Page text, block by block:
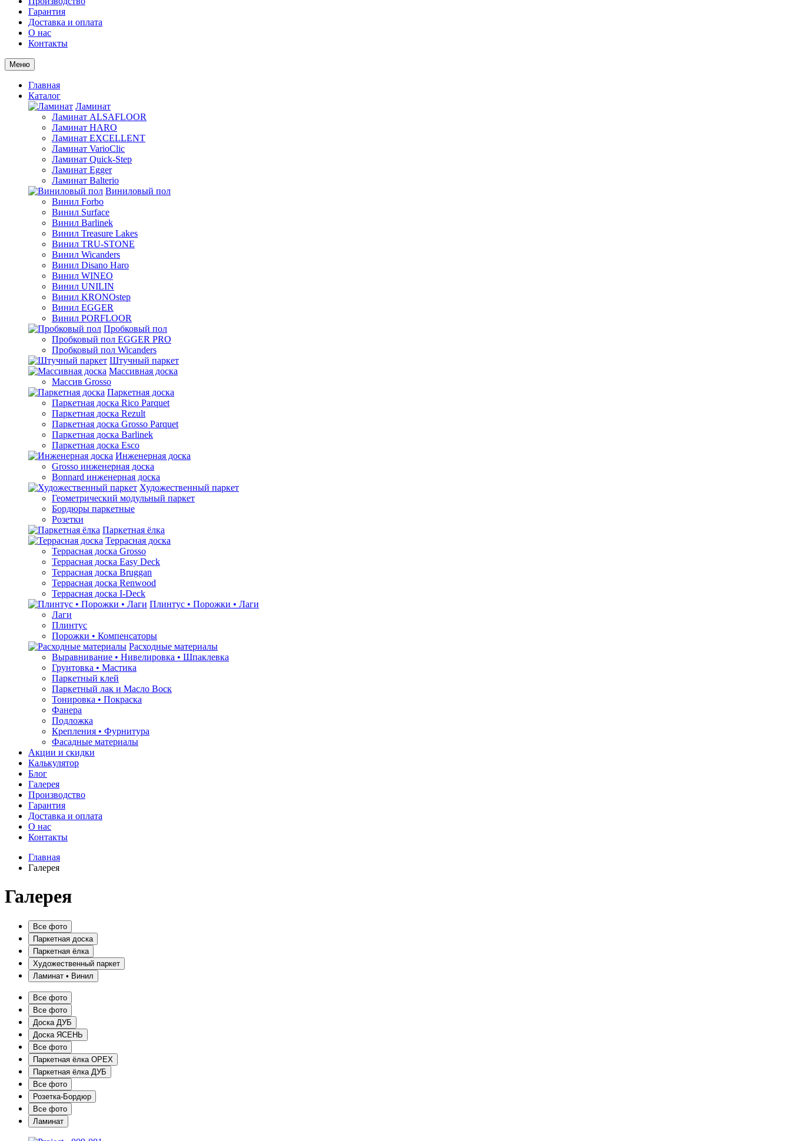
Гарантия
Доставка и оплата
О нас
Контакты
Меню
Главная
Каталог
Ламинат
Ламинат ALSAFLOOR
Ламинат HARO
Ламинат EXCELLENT
Ламинат VarioClic
Ламинат Quick-Step
Ламинат Egger
Ламинат Balterio
Виниловый пол
Винил Forbo
Винил Surface
Винил Barlinek
Винил Treasure Lakes
Винил TRU-STONE
Винил Wicanders
Винил Disano Haro
Винил WINEO
Винил UNILIN
Винил KRONOstep
Винил EGGER
Винил PORFLOOR
Пробковый пол
Пробковый пол EGGER PRO
Пробковый пол Wicanders
Штучный паркет
Массивная доска
Массив Grosso
Паркетная доска
Паркетная доска Rico Parquet
Паркетная доска Rezult
Паркетная доска Grosso Parquet
Паркетная доска Barlinek
Паркетная доска Esco
Инженерная доска
Grosso инженерная доска
Bonnard инженерная доска
Художественный паркет
Геометрический модульный паркет
Бордюры паркетные
Розетки
Паркетная ёлка
Террасная доска
Террасная доска Grosso
Террасная доска Easy Deck
Террасная доска Bruggan
Террасная доска Renwood
Террасная доска I-Deck
Плинтус • Порожки • Лаги
Лаги
Плинтус
Порожки • Компенсаторы
Расходные материалы
Выравнивание • Нивелировка • Шпаклевка
Грунтовкa • Мастика
Паркетный клей
Паркетный лак и Масло Воск
Тонировка • Покраска
Фанера
Подложка
Крепления • Фурнитура
Фасадные материалы
Акции и скидки
Калькулятор
Блог
Галерея
Производство
Гарантия
Доставка и оплата
О нас
Контакты
Главная
Галерея
Галерея
Все фото
Паркетная доска
Паркетная ёлка
Художественный паркет
Ламинат • Винил
Все фото
Все фото
Доска ДУБ
Доска ЯСЕНЬ
Все фото
Паркетная ёлка ОРЕХ
Паркетная ёлка ДУБ
Все фото
Розетка-Бордюр
Все фото
Ламинат